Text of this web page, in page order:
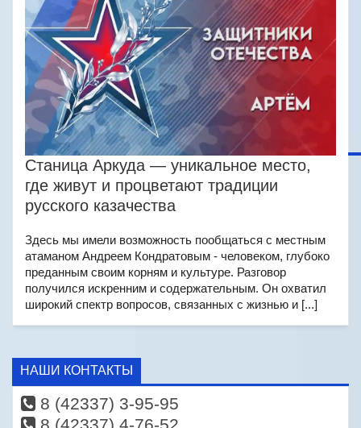
Станица Аркуда — уникальное место,
где живут и процветают традиции
русского казачества
Здесь мы имели возможность пообщаться с местным
атаманом Андреем Кондратовым - человеком, глубоко
преданным своим корням и культуре. Разговор
получился искренним и содержательным. Он охватил
широкий спектр вопросов, связанных с жизнью и [...]
НАШИ КОНТАКТЫ
8 (42337) 3-95-95